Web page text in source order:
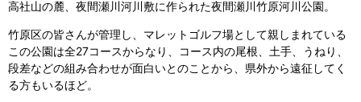
高社山の麓、夜間瀬川河川敷に作られた夜間瀬川竹原河川公園。
竹原区の皆さんが管理し、マレットゴルフ場として親しまれている
この公園は全27コースからなり、コース内の尾根、土手、うねり、
段差などの組み合わせが面白いとのことから、県外から遠征してく
る方もいるほど。